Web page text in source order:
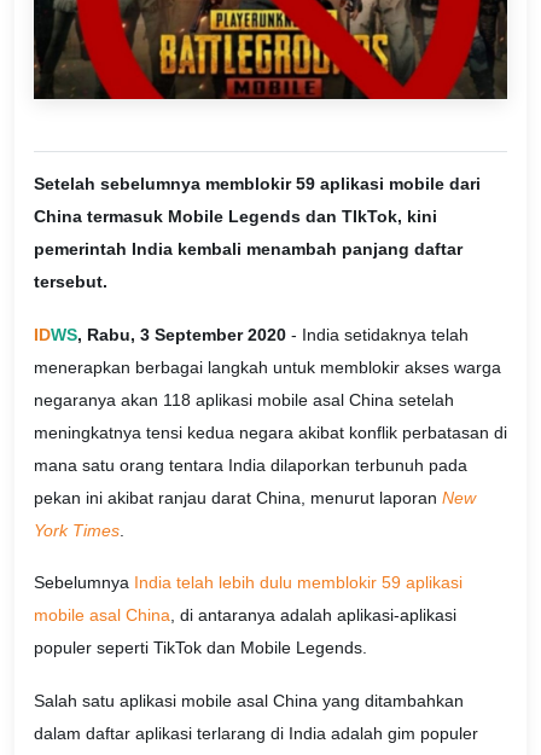
Setelah sebelumnya memblokir 59 aplikasi mobile dari
China termasuk Mobile Legends dan TIkTok, kini
pemerintah India kembali menambah panjang daftar
tersebut.
IDWS, Rabu, 3 September 2020 - India setidaknya telah
menerapkan berbagai langkah untuk memblokir akses warga
negaranya akan 118 aplikasi mobile asal China setelah
meningkatnya tensi kedua negara akibat konflik perbatasan di
mana satu orang tentara India dilaporkan terbunuh pada
pekan ini akibat ranjau darat China, menurut laporan New
York Times
Sebelumnya India telah lebih dulu memblokir 59 aplikasi
mobile asal China, di antaranya adalah aplikasi-aplikasi
populer seperti TikTok dan Mobile Legends.
Salah satu aplikasi mobile asal China yang ditambahkan
dalam daftar aplikasi terlarang di India adalah gim populer